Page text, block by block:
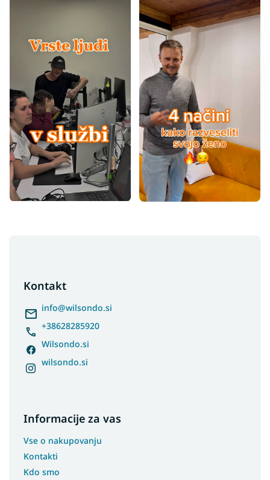
Kontakt
info@wilsondo.si
+38628285920
Wilsondo.si
wilsondo.si
Informacije za vas
Vse o nakupovanju
Kontakti
Kdo smo